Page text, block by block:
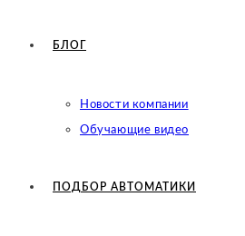
БЛОГ
Новости компании
Обучающие видео
ПОДБОР АВТОМАТИКИ